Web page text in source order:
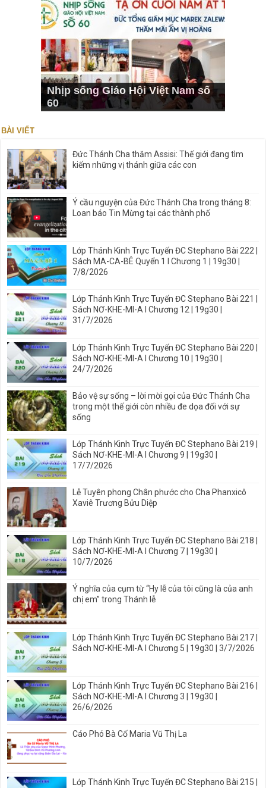
Nhịp sống Giáo Hội Việt Nam số
60
BÀI VIẾT
Đức Thánh Cha thăm Assisi: Thế giới đang tìm
kiếm những vị thánh giữa các con
Ý cầu nguyện của Đức Thánh Cha trong tháng 8:
Loan báo Tin Mừng tại các thành phố
Lớp Thánh Kinh Trực Tuyến ĐC Stephano Bài 222 |
Sách MA-CA-BÊ Quyển 1 I Chương 1 | 19g30 |
7/8/2026
Lớp Thánh Kinh Trực Tuyến ĐC Stephano Bài 221 |
Sách NƠ-KHE-MI-A I Chương 12 | 19g30 |
31/7/2026
Lớp Thánh Kinh Trực Tuyến ĐC Stephano Bài 220 |
Sách NƠ-KHE-MI-A I Chương 10 | 19g30 |
24/7/2026
Bảo vệ sự sống – lời mời gọi của Đức Thánh Cha
trong một thế giới còn nhiều đe dọa đối với sự
sống
Lớp Thánh Kinh Trực Tuyến ĐC Stephano Bài 219 |
Sách NƠ-KHE-MI-A I Chương 9 | 19g30 |
17/7/2026
Lễ Tuyên phong Chân phước cho Cha Phanxicô
Xaviê Trương Bửu Diệp
Lớp Thánh Kinh Trực Tuyến ĐC Stephano Bài 218 |
Sách NƠ-KHE-MI-A I Chương 7 | 19g30 |
10/7/2026
Ý nghĩa của cụm từ “Hy lễ của tôi cũng là của anh
chị em” trong Thánh lễ
Lớp Thánh Kinh Trực Tuyến ĐC Stephano Bài 217 |
Sách NƠ-KHE-MI-A I Chương 5 | 19g30 | 3/7/2026
Lớp Thánh Kinh Trực Tuyến ĐC Stephano Bài 216 |
Sách NƠ-KHE-MI-A I Chương 3 | 19g30 |
26/6/2026
Cáo Phó Bà Cố Maria Vũ Thị La
Lớp Thánh Kinh Trực Tuyến ĐC Stephano Bài 215 |